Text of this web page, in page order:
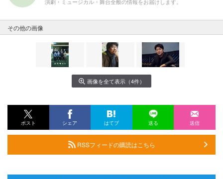
演劇・ミュージカル・舞台全般の情報をお届けします。
その他の画像
画像を全て表示（4件）
ポスト シェア はてブ 送る 送信
RSSフィードの購読はこちら